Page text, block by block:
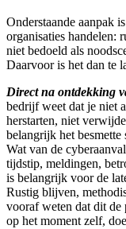
Onderstaande aanpak
organisaties handelen:
niet bedoeld als
Daarvoor is het dan te
Direct na ontdekking
bedrijf weet dat je niet
herstarten, niet
belangrijk het besmette
Wat van de
tijdstip, meldingen,
is belangrijk voor de
Rustig blijven,
vooraf weten dat dit de
op het moment zelf,